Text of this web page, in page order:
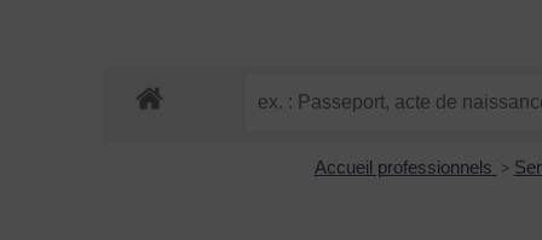
Accueil professionnels >